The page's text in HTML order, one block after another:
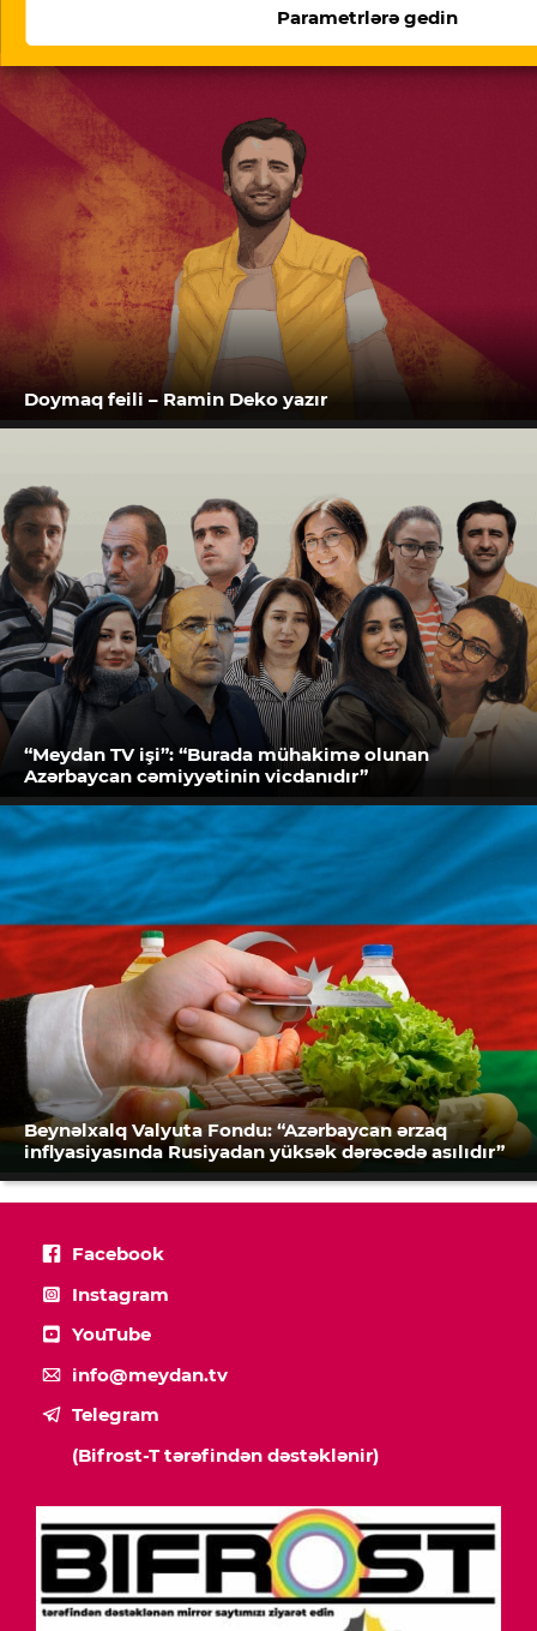
Parametrlərə gedin
Doymaq feili – Ramin Deko yazır
“Meydan TV işi”: “Burada mühakimə olunan
Azərbaycan cəmiyyətinin vicdanıdır”
Beynəlxalq Valyuta Fondu: “Azərbaycan ərzaq
inflyasiyasında Rusiyadan yüksək dərəcədə asılıdır”
Facebook
Instagram
YouTube
info@meydan.tv
Telegram
(Bifrost-T tərəfindən dəstəklənir)